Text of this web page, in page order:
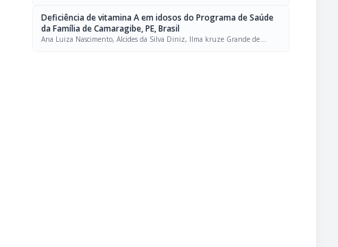
Deficiência de vitamina A em idosos do Programa de Saúde
da Família de Camaragibe, PE, Brasil
Ana Luiza Nascimento, Alcides da Silva Diniz, Ilma kruze Grande de